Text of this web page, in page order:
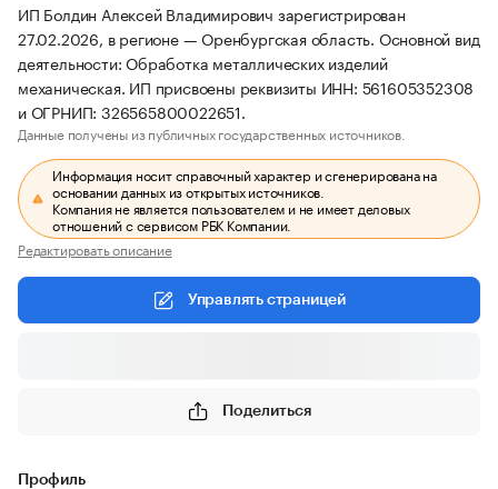
ИП Болдин Алексей Владимирович зарегистрирован
27.02.2026, в регионе — Оренбургская область. Основной вид
деятельности: Обработка металлических изделий
механическая. ИП присвоены реквизиты ИНН: 561605352308
и ОГРНИП: 326565800022651.
Данные получены из публичных государственных источников.
Информация носит справочный характер и сгенерирована на
основании данных из открытых источников.
Компания не является пользователем и не имеет деловых
отношений с сервисом РБК Компании.
Редактировать описание
Управлять страницей
Поделиться
Профиль